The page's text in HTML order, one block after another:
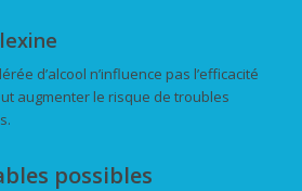
d’alcool n’influence pas l’efficacité
augmenter le risque de troubles
possibles